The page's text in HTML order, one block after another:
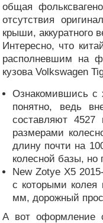
общая
отсутствия
крыши, аккуратного
Интересно, что
располневшим на
кузова Volkswagen
Ознакомившись с
понятно, ведь
составляют
размерами
длину почти на
колесной базы,
New Zotye X5
с которыми колея
мм, дорожный
А вот оформление